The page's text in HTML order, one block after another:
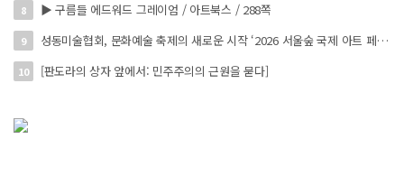
8 ▶ 구름들 에드워드 그레이엄 / 아트북스 / 288쪽
9 성동미술협회, 문화예술 축제의 새로운 시작 ‘2026 서울숲 국제 아트 페스타’ 개최
10 [판도라의 상자 앞에서: 민주주의의 근원을 묻다]